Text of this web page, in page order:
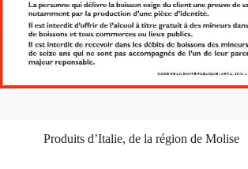
Produits d’Italie, de la région de Molise